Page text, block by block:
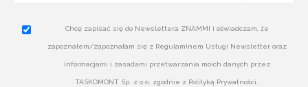
Chcę zapisać się do Newslettera ZNAMMI i oświadczam, że
zapoznałem/zapoznałam się z Regulaminem Usługi Newsletter oraz
informacjami i zasadami przetwarzania moich danych przez
TASKOMONT Sp. z o.o. zgodnie z Polityką Prywatności.